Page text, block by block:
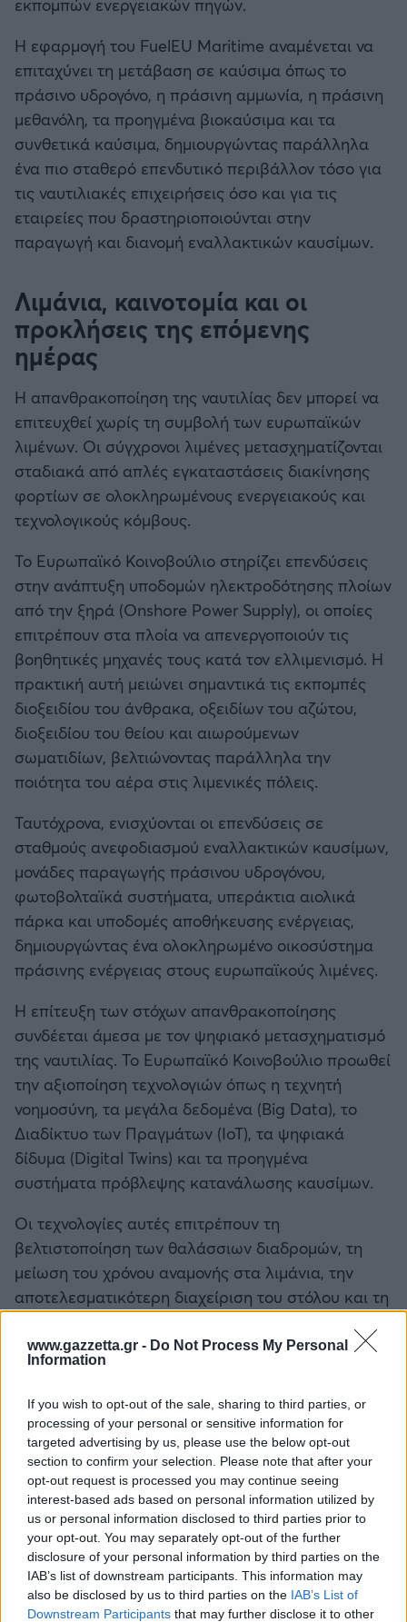
www.gazzetta.gr - Do Not Process My Personal
Information
If you wish to opt-out of the sale, sharing to third parties, or
processing of your personal or sensitive information for
targeted advertising by us, please use the below opt-out
section to confirm your selection. Please note that after your
opt-out request is processed you may continue seeing
interest-based ads based on personal information utilized by
us or personal information disclosed to third parties prior to
your opt-out. You may separately opt-out of the further
disclosure of your personal information by third parties on the
IAB’s list of downstream participants. This information may
also be disclosed by us to third parties on the IAB’s List of
Downstream Participants that may further disclose it to other
εκπομπών ενεργειακών πηγών.
Η εφαρμογή του FuelEU Maritime αναμένεται να
επιταχύνει τη μετάβαση σε καύσιμα όπως το
πράσινο υδρογόνο, η πράσινη αμμωνία, η πράσινη
μεθανόλη, τα προηγμένα βιοκαύσιμα και τα
συνθετικά καύσιμα, δημιουργώντας παράλληλα
ένα πιο σταθερό επενδυτικό περιβάλλον τόσο για
τις ναυτιλιακές επιχειρήσεις όσο και για τις
εταιρείες που δραστηριοποιούνται στην
παραγωγή και διανομή εναλλακτικών καυσίμων.
Λιμάνια, καινοτομία και οι
προκλήσεις της επόμενης
ημέρας
Η απανθρακοποίηση της ναυτιλίας δεν μπορεί να
επιτευχθεί χωρίς τη συμβολή των ευρωπαϊκών
λιμένων. Οι σύγχρονοι λιμένες μετασχηματίζονται
σταδιακά από απλές εγκαταστάσεις διακίνησης
φορτίων σε ολοκληρωμένους ενεργειακούς και
τεχνολογικούς κόμβους.
Το Ευρωπαϊκό Κοινοβούλιο στηρίζει επενδύσεις
στην ανάπτυξη υποδομών ηλεκτροδότησης πλοίων
από την ξηρά (Onshore Power Supply), οι οποίες
επιτρέπουν στα πλοία να απενεργοποιούν τις
βοηθητικές μηχανές τους κατά τον ελλιμενισμό. Η
πρακτική αυτή μειώνει σημαντικά τις εκπομπές
διοξειδίου του άνθρακα, οξειδίων του αζώτου,
διοξειδίου του θείου και αιωρούμενων
σωματιδίων, βελτιώνοντας παράλληλα την
ποιότητα του αέρα στις λιμενικές πόλεις.
Ταυτόχρονα, ενισχύονται οι επενδύσεις σε
σταθμούς ανεφοδιασμού εναλλακτικών καυσίμων,
μονάδες παραγωγής πράσινου υδρογόνου,
φωτοβολταϊκά συστήματα, υπεράκτια αιολικά
πάρκα και υποδομές αποθήκευσης ενέργειας,
δημιουργώντας ένα ολοκληρωμένο οικοσύστημα
πράσινης ενέργειας στους ευρωπαϊκούς λιμένες.
Η επίτευξη των στόχων απανθρακοποίησης
συνδέεται άμεσα με τον ψηφιακό μετασχηματισμό
της ναυτιλίας. Το Ευρωπαϊκό Κοινοβούλιο προωθεί
την αξιοποίηση τεχνολογιών όπως η τεχνητή
νοημοσύνη, τα μεγάλα δεδομένα (Big Data), το
Διαδίκτυο των Πραγμάτων (IoT), τα ψηφιακά
δίδυμα (Digital Twins) και τα προηγμένα
συστήματα πρόβλεψης κατανάλωσης καυσίμων.
Οι τεχνολογίες αυτές επιτρέπουν τη
βελτιστοποίηση των θαλάσσιων διαδρομών, τη
μείωση του χρόνου αναμονής στα λιμάνια, την
αποτελεσματικότερη διαχείριση του στόλου και τη
«έξυπνα λιμάνια» συμβάλλουν στη μείωση των
καθυστερήσεων και της ενεργειακής
κατανάλωσης.
Παρά τη σημαντική πρόοδο, η απανθρακοποίηση
της ναυτιλίας εξακολουθεί να αντιμετωπίζει
σημαντικές προκλήσεις. Η περιορισμένη
διαθεσιμότητα εναλλακτικών καυσίμων, το υψηλό
κόστος των νέων τεχνολογιών, η ανάγκη
εκσυγχρονισμού των λιμενικών υποδομών και η
έλλειψη διεθνώς εναρμονισμένων κανονισμών
αποτελούν βασικά εμπόδια για την ταχεία